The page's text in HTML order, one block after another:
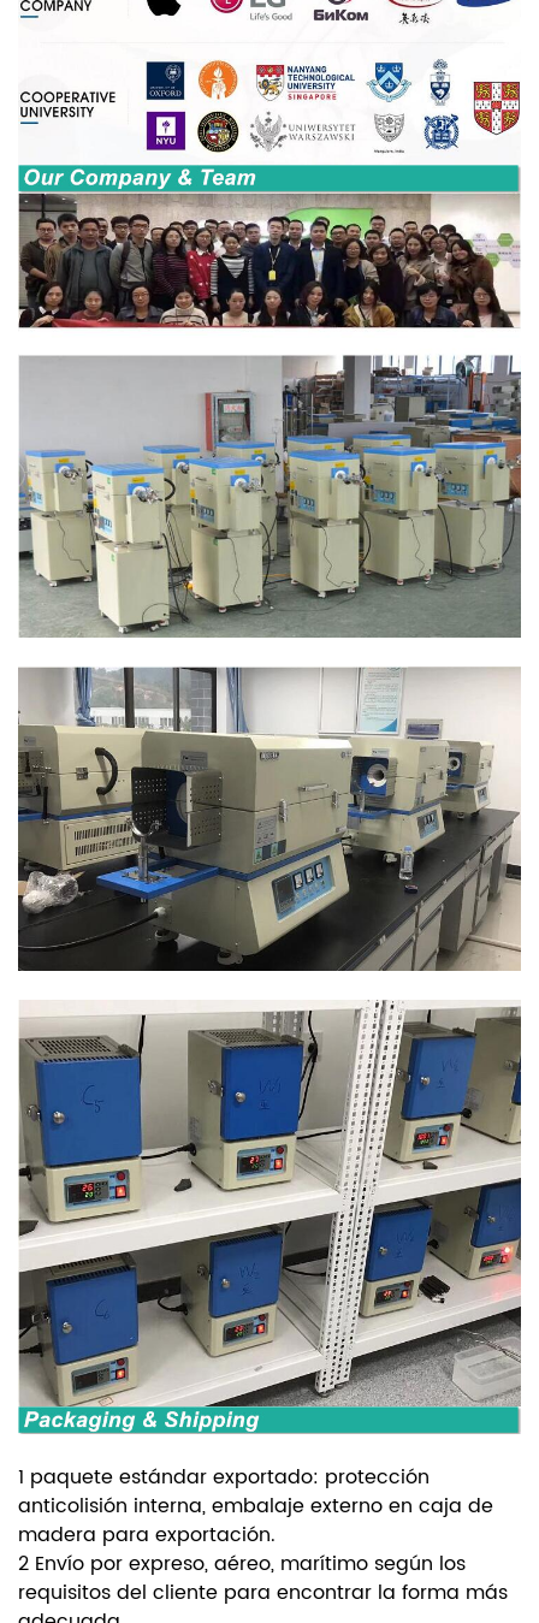
1 paquete estándar exportado: protección
anticolisión interna, embalaje externo en caja de
madera para exportación.
2 Envío por expreso, aéreo, marítimo según los
requisitos del cliente para encontrar la forma más